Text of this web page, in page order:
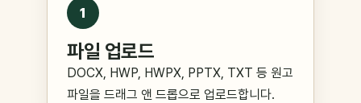
1
파일 업로드
DOCX, HWP, HWPX, PPTX, TXT 등 원고
파일을 드래그 앤 드롭으로 업로드합니다.